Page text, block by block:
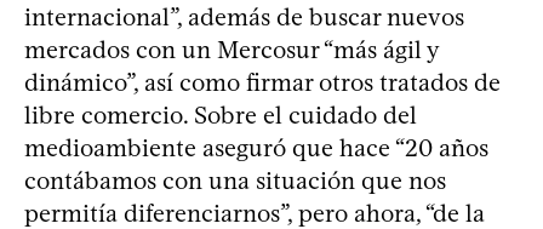
internacional”, además de buscar nuevos
mercados con un Mercosur “más ágil y
dinámico”, así como firmar otros tratados de
libre comercio. Sobre el cuidado del
medioambiente aseguró que hace “20 años
contábamos con una situación que nos
permitía diferenciarnos”, pero ahora, “de la